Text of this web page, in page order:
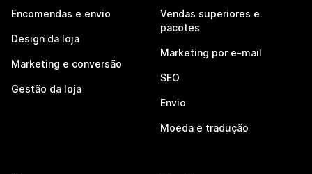
Encomendas e envio
Design da loja
Marketing e conversão
Gestão da loja
Vendas superiores e
pacotes
Marketing por e-mail
SEO
Envio
Moeda e tradução